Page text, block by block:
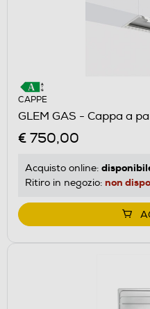
CAPPE
GLEM GAS - Cappa a
€ 750,00
Acquisto online:
Ritiro in negozio: non